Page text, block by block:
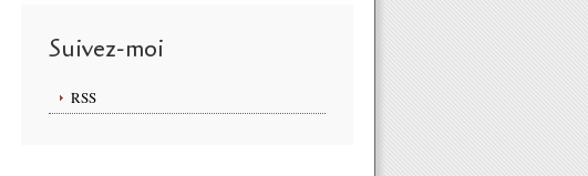
Suivez-moi
RSS